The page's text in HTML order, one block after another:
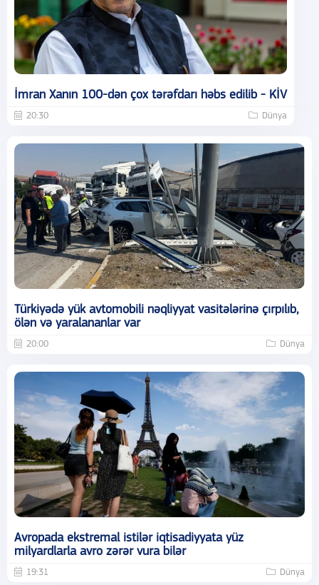
İmran Xanın 100-dən çox tərəfdarı həbs edilib - KİV
20:30 Dünya
Türkiyədə yük avtomobili nəqliyyat vasitələrinə çırpılıb,
ölən və yaralananlar var
20:00 Dünya
Avropada ekstremal istilər iqtisadiyyata yüz
milyardlarla avro zərər vura bilər
19:31 Dünya